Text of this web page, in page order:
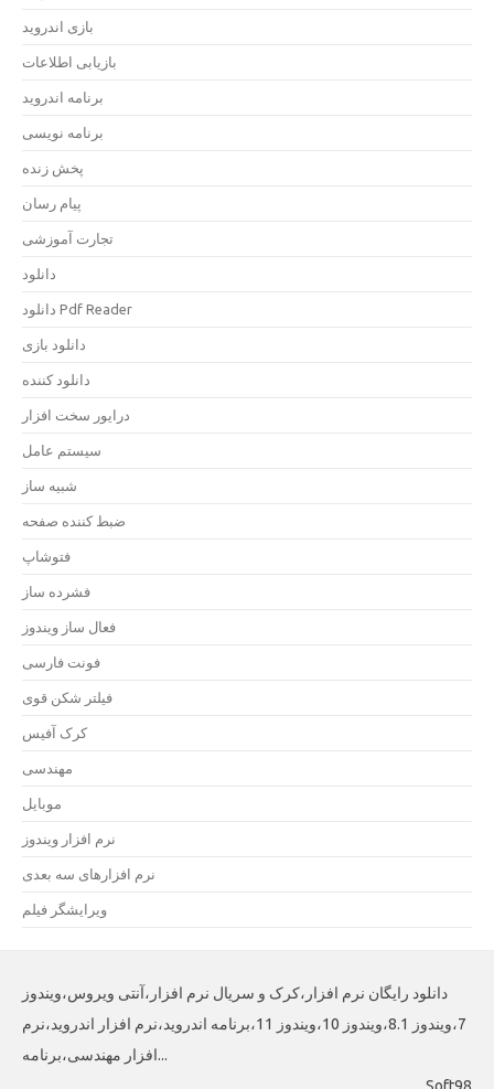
بازی اندروید
بازیابی اطلاعات
برنامه اندروید
برنامه نویسی
پخش زنده
پیام رسان
تجارت آموزشی
دانلود
دانلود Pdf Reader
دانلود بازی
دانلود کننده
درایور سخت افزار
سیستم عامل
شبیه ساز
ضبط کننده صفحه
فتوشاپ
فشرده ساز
فعال ساز ویندوز
فونت فارسی
فیلتر شکن قوی
کرک آفیس
مهندسی
موبایل
نرم افزار ویندوز
نرم افزارهای سه بعدی
ویرایشگر فیلم
دانلود رایگان نرم افزار،کرک و سریال نرم افزار،آنتی ویروس،ویندوز
7،ویندوز 8.1،ویندوز 10،ویندوز 11،برنامه اندروید،نرم افزار اندروید،نرم
افزار مهندسی،برنامه...